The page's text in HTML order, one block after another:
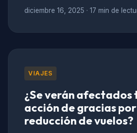
diciembre 16, 2025 · 17 min de
VIAJES
¿Se verán afectados
acción de gracias
reducción de vuelos?